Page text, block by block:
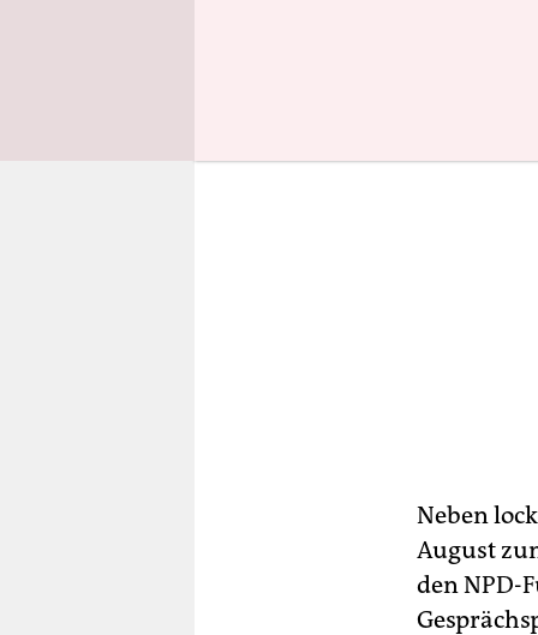
Neben
August
den NPD-